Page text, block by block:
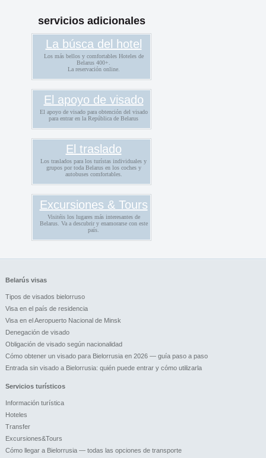
servicios adicionales
La búsca del hotel
Los más bellos y comfortables Hoteles de
Belarus 400+.
La reservación online.
El apoyo de visado
El apoyo de visado para obtención del visado
para entrar en la República de Belarus
El traslado
Los traslados para los turístas individuales y
grupos por toda Belarus en los coches y
autobuses comfortables.
Excursiones & Tours
Visitéis los lugares más interesantes de
Belarus. Va a descubrir y enamorarse con este
país.
Belarús visas
Tipos de visados bielorruso
Visa en el país de residencia
Visa en el Aeropuerto Nacional de Minsk
Denegación de visado
Obligación de visado según nacionalidad
Cómo obtener un visado para Bielorrusia en 2026 — guía paso a paso
Entrada sin visado a Bielorrusia: quién puede entrar y cómo utilizarla
Servicios turísticos
Información turística
Hoteles
Transfer
Excursiones&Tours
Cómo llegar a Bielorrusia — todas las opciones de transporte